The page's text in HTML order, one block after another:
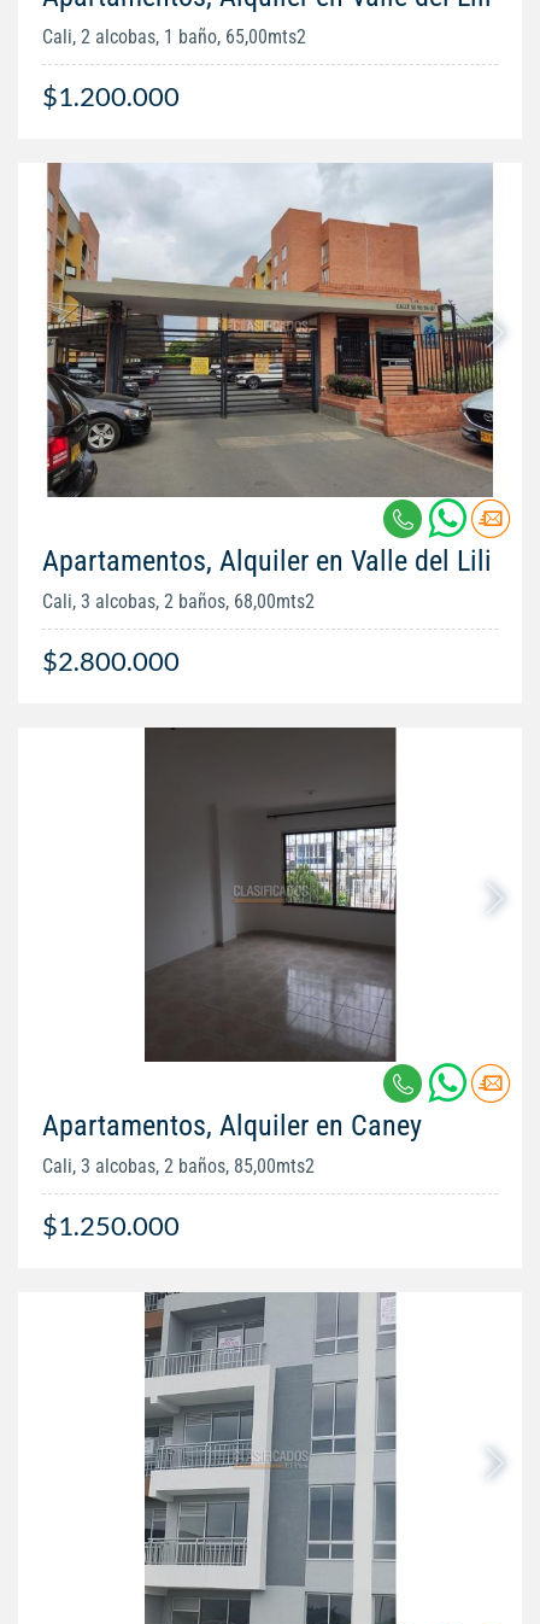
Cali, 2 alcobas, 1 baño, 65,00mts2
$1.200.000
Apartamentos, Alquiler en Valle del Lili
Cali, 3 alcobas, 2 baños, 68,00mts2
$2.800.000
Apartamentos, Alquiler en Caney
Cali, 3 alcobas, 2 baños, 85,00mts2
$1.250.000